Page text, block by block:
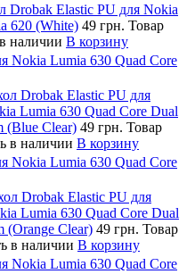
Drobak Elastic PU для Nokia
620 (White) 49 грн. Товар
наличии В корзину
Nokia Lumia 630 Quad Core
Drobak Elastic PU для
Lumia 630 Quad Core Dual
(Blue Clear) 49 грн. Товар
в наличии В корзину
Nokia Lumia 630 Quad Core
Drobak Elastic PU для
Lumia 630 Quad Core Dual
(Orange Clear) 49 грн. Товар
в наличии В корзину
Nokia Lumia 630 Quad Core